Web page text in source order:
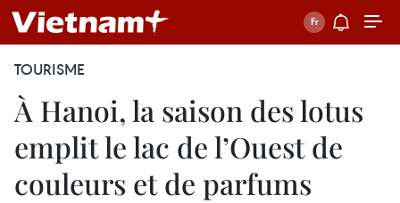
TOURISME
À Hanoi, la saison des lotus
emplit le lac de l’Ouest de
couleurs et de parfums